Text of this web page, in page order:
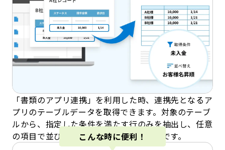
「書類のアプリ連携」を利用した時、連携先となるア
プリのテーブルデータを取得できます。対象のテーブ
ルから、指定した条件を満たす行のみを抽出し、任意
の項目で並び替えて出力することが可能です。
こんな時に便利！